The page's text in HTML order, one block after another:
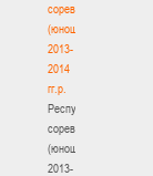
соревнования
(юноши)
2013-
2014
гг.р.
Республиканские
соревнования
(юноши)
2013-